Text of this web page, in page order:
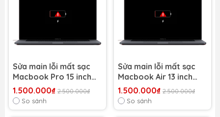
Sửa main lỗi mất sạc
Macbook Pro 15 inch
2012 A1286
1.500.000₫ 2.500.000₫
So sánh
Sửa main lỗi mất sạc
Macbook Air 13 inch
2011 A1466
1.500.000₫ 2.500.000₫
So sánh